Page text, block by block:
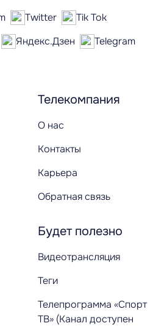
Телекомпания
О нас
Контакты
Карьера
Обратная связь
Будет полезно
Видеотрансляция
Теги
Телепрограмма «Спорт
ТВ» (Канал доступен
Twitter
Tik Tok
Яндекс.Дзен
Telegram